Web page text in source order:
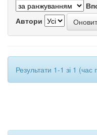
Автори
Результати 1-1 зі 1